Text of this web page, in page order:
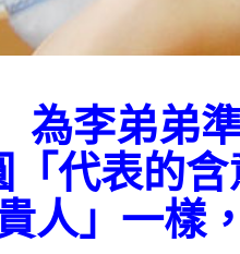
為李弟弟
「代表的
人」一樣